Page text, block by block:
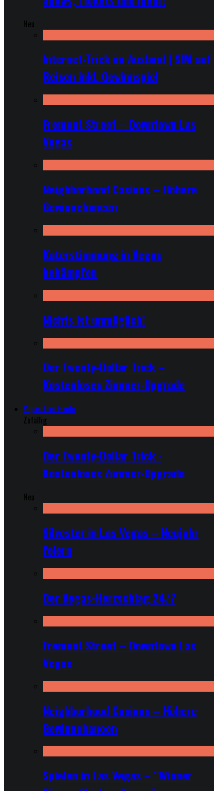
Neu
Internet-Trick im Ausland | SIM auf
Reisen inkl. Gewinnspiel
Fremont Street – Downtown Las
Vegas
Neighborhood Casinos – Höhere
Gewinnchancen
Katerstimmung in Vegas
bekämpfen
Nichts ist unmöglich!
Der Twenty-Dollar Trick –
Kostenloses Zimmer-Upgrade
Vegas Tour Guide
Zufällig
Der Twenty-Dollar Trick -
Kostenloses Zimmer-Upgrade
Neu
Silvester in Las Vegas – Neujahr
feiern
Der Vegas-Herzschlag 24/7
Fremont Street – Downtown Las
Vegas
Neighborhood Casinos – Höhere
Gewinnchancen
Spielen in Las Vegas – “Winner